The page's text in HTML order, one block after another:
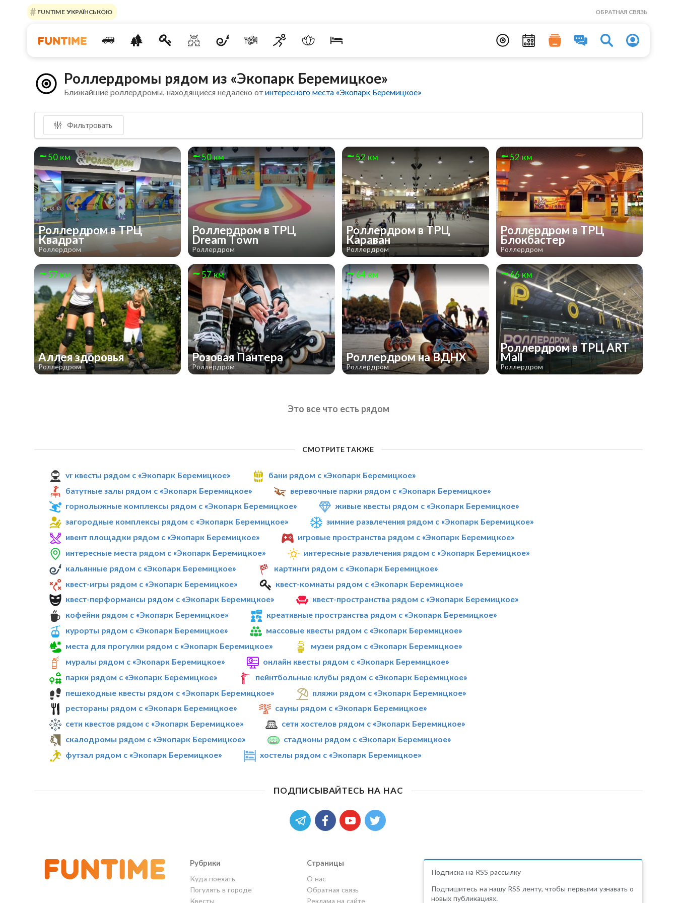
FUNTIME УКРАЇНСЬКОЮ ОБРАТНАЯ СВЯЗЬ
Роллердромы рядом из «Экопарк Беремицкое»
Ближайшие роллердромы, находящиеся недалеко отинтересного места «Экопарк Беремицкое»
Фильтровать
50 км
Роллердром в ТРЦ
Квадрат
Роллердром
50 км
Роллердром в ТРЦ
Dream Town
Роллердром
52 км
Роллердром в ТРЦ
Караван
Роллердром
52 км
Роллердром в ТРЦ
Блокбастер
Роллердром
57 км
Аллея здоровья
Роллердром
57 км
Розовая Пантера
Роллердром
64 км
Роллердром на ВДНХ
Роллердром
66 км
Роллердром в ТРЦ ART
Mall
Роллердром
Это все что есть рядом
СМОТРИТЕ ТАКЖЕ
vr квесты рядом с «Экопарк Беремицкое»
бани рядом с «Экопарк Беремицкое»
батутные залы рядом с «Экопарк Беремицкое»
веревочные парки рядом с «Экопарк Беремицкое»
горнолыжные комплексы рядом с «Экопарк Беремицкое»
живые квесты рядом с «Экопарк Беремицкое»
загородные комплексы рядом с «Экопарк Беремицкое»
зимние развлечения рядом с «Экопарк Беремицкое»
ивент площадки рядом с «Экопарк Беремицкое»
игровые пространства рядом с «Экопарк Беремицкое»
интересные места рядом с «Экопарк Беремицкое»
интересные развлечения рядом с «Экопарк Беремицкое»
кальянные рядом с «Экопарк Беремицкое»
картинги рядом с «Экопарк Беремицкое»
квест-игры рядом с «Экопарк Беремицкое»
квест-комнаты рядом с «Экопарк Беремицкое»
квест-перформансы рядом с «Экопарк Беремицкое»
квест-пространства рядом с «Экопарк Беремицкое»
кофейни рядом с «Экопарк Беремицкое»
креативные пространства рядом с «Экопарк Беремицкое»
курорты рядом с «Экопарк Беремицкое»
массовые квесты рядом с «Экопарк Беремицкое»
места для прогулки рядом с «Экопарк Беремицкое»
музеи рядом с «Экопарк Беремицкое»
муралы рядом с «Экопарк Беремицкое»
онлайн квесты рядом с «Экопарк Беремицкое»
парки рядом с «Экопарк Беремицкое»
пейнтбольные клубы рядом с «Экопарк Беремицкое»
пешеходные квесты рядом с «Экопарк Беремицкое»
пляжи рядом с «Экопарк Беремицкое»
рестораны рядом с «Экопарк Беремицкое»
сауны рядом с «Экопарк Беремицкое»
сети квестов рядом с «Экопарк Беремицкое»
сети хостелов рядом с «Экопарк Беремицкое»
скалодромы рядом с «Экопарк Беремицкое»
стадионы рядом с «Экопарк Беремицкое»
футзал рядом с «Экопарк Беремицкое»
хостелы рядом с «Экопарк Беремицкое»
ПОДПИСЫВАЙТЕСЬ НА НАС
Рубрики
Куда поехать
Погулять в городе
Квесты
Страницы
О нас
Обратная связь
Реклама на сайте
Подписка на RSS рассылку
Подпишитесь на нашу RSS ленту, чтобы первыми узнавать о
новых публикациях.